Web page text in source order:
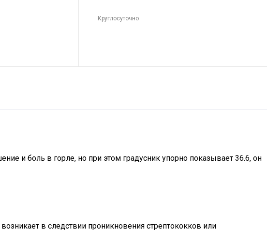
Круглосуточно
и боль в горле, но при этом градусник упорно показывает 36.6, он
в следствии проникновения стрептококков или